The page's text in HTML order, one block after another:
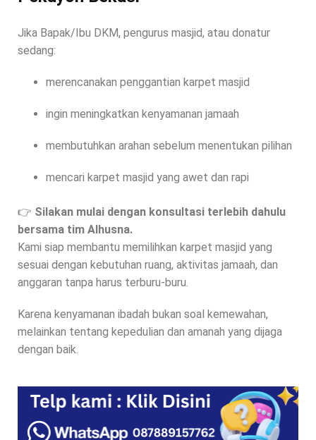
Jika Bapak/Ibu DKM, pengurus masjid, atau donatur
sedang:
merencanakan penggantian karpet masjid
ingin meningkatkan kenyamanan jamaah
membutuhkan arahan sebelum menentukan pilihan
mencari karpet masjid yang awet dan rapi
👉 Silakan mulai dengan konsultasi terlebih dahulu
bersama tim Alhusna.
Kami siap membantu memilihkan karpet masjid yang
sesuai dengan kebutuhan ruang, aktivitas jamaah, dan
anggaran tanpa harus terburu-buru.
Karena kenyamanan ibadah bukan soal kemewahan,
melainkan tentang kepedulian dan amanah yang dijaga
dengan baik.